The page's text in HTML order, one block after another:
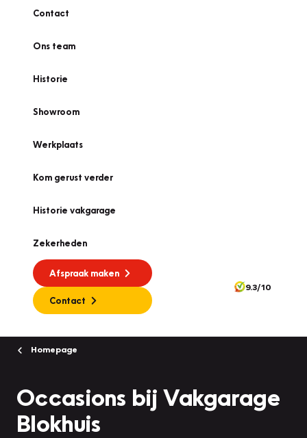
Contact
Ons team
Historie
Showroom
Werkplaats
Kom gerust verder
Historie vakgarage
Zekerheden
Afspraak maken
Contact
9.3/10
Homepage
Occasions bij Vakgarage
Blokhuis